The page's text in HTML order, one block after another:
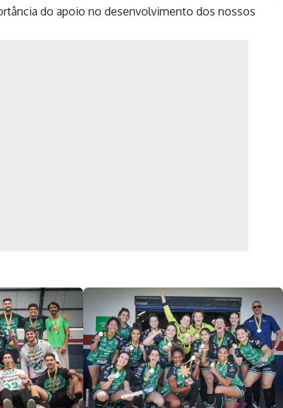
do apoio no desenvolvimento dos nossos